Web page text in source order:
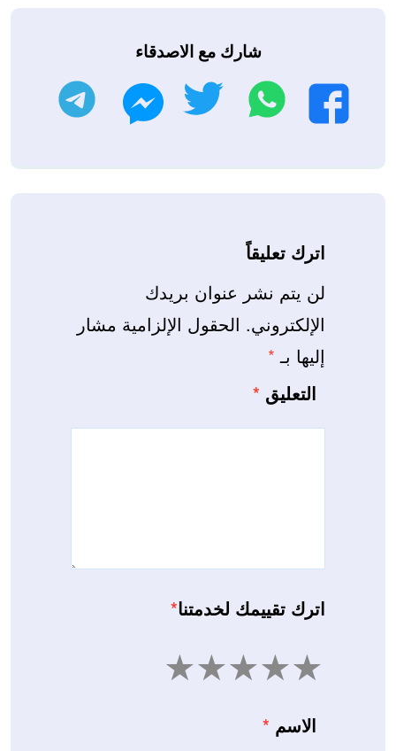
شارك مع الاصدقاء
فيسبوك
واتساب تويتر ماسنجر
اترك تعليقاً
لن يتم نشر عنوان بريدك
الإلكتروني. الحقول الإلزامية مشار
إليها بـ *
التعليق *
اترك تقييمك لخدمتنا*
4 3 2 1
الاسم *